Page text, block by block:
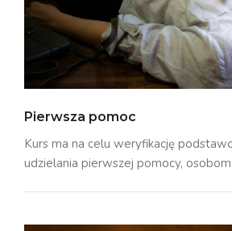
Pierwsza pomoc
Kurs ma na celu weryfikację
udzielania pierwszej pomocy,